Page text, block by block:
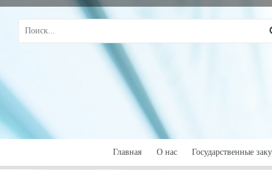
Главная О нас Государственные